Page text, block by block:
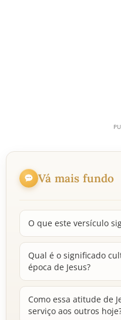
Vá mais fundo
O que este versículo
Qual é o significado
época de Jesus?
Como essa atitude de
serviço aos outros